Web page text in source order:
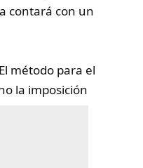
contará con un
método para el
la imposición